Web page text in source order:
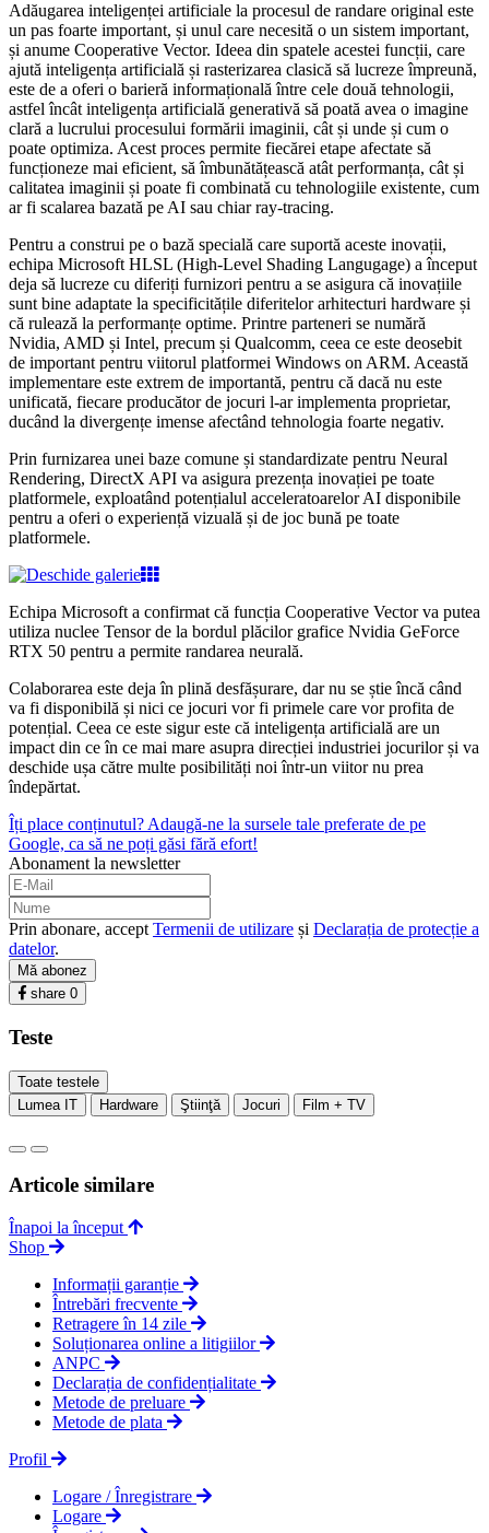
Adăugarea inteligenței artificiale la procesul de randare original este
un pas foarte important, și unul care necesită o un sistem important,
și anume Cooperative Vector. Ideea din spatele acestei funcții, care
ajută inteligența artificială și rasterizarea clasică să lucreze împreună,
este de a oferi o barieră informațională între cele două tehnologii,
astfel încât inteligența artificială generativă să poată avea o imagine
clară a lucrului procesului formării imaginii, cât și unde și cum o
poate optimiza. Acest proces permite fiecărei etape afectate să
funcționeze mai eficient, să îmbunătățească atât performanța, cât și
calitatea imaginii și poate fi combinată cu tehnologiile existente, cum
ar fi scalarea bazată pe AI sau chiar ray-tracing.
Pentru a construi pe o bază specială care suportă aceste inovații,
echipa Microsoft HLSL (High-Level Shading Langugage) a început
deja să lucreze cu diferiți furnizori pentru a se asigura că inovațiile
sunt bine adaptate la specificitățile diferitelor arhitecturi hardware și
că rulează la performanțe optime. Printre parteneri se numără
Nvidia, AMD și Intel, precum și Qualcomm, ceea ce este deosebit
de important pentru viitorul platformei Windows on ARM. Această
implementare este extrem de importantă, pentru că dacă nu este
unificată, fiecare producător de jocuri l-ar implementa proprietar,
ducând la divergențe imense afectând tehnologia foarte negativ.
Prin furnizarea unei baze comune și standardizate pentru Neural
Rendering, DirectX API va asigura prezența inovației pe toate
platformele, exploatând potențialul acceleratoarelor AI disponibile
pentru a oferi o experiență vizuală și de joc bună pe toate
platformele.
Echipa Microsoft a confirmat că funcția Cooperative Vector va putea
utiliza nuclee Tensor de la bordul plăcilor grafice Nvidia GeForce
RTX 50 pentru a permite randarea neurală.
Colaborarea este deja în plină desfășurare, dar nu se știe încă când
va fi disponibilă și nici ce jocuri vor fi primele care vor profita de
potențial. Ceea ce este sigur este că inteligența artificială are un
impact din ce în ce mai mare asupra direcției industriei jocurilor și va
deschide ușa către multe posibilități noi într-un viitor nu prea
îndepărtat.
Îți place conținutul? Adaugă-ne la sursele tale preferate de pe
Google, ca să ne poți găsi fără efort!
Abonament la newsletter
Prin abonare, accept Termenii de utilizare și Declarația de protecție a
datelor.
Mă abonez
share 0
Teste
Toate testele
Lumea IT
Hardware Ştiinţă Jocuri Film + TV
Articole similare
Înapoi la început
Shop
Informații garanție
Întrebări frecvente
Retragere în 14 zile
Soluționarea online a litigiilor
ANPC
Declarația de confidențialitate
Metode de preluare
Metode de plata
Profil
Logare / Înregistrare
Logare